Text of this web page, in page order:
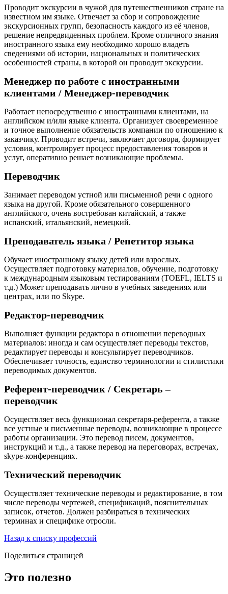
Проводит экскурсии в чужой для путешественников стране на
известном им языке. Отвечает за сбор и сопровождение
экскурсионных групп, безопасность каждого из её членов,
решение непредвиденных проблем. Кроме отличного знания
иностранного языка ему необходимо хорошо владеть
сведениями об истории, национальных и политических
особенностей страны, в которой он проводит экскурсии.
Менеджер по работе с иностранными
клиентами / Менеджер-переводчик
Работает непосредственно с иностранными клиентами, на
английском и/или языке клиента. Организует своевременное
и точное выполнение обязательств компании по отношению к
заказчику. Проводит встречи, заключает договора, формирует
условия, контролирует процесс предоставления товаров и
услуг, оперативно решает возникающие проблемы.
Переводчик
Занимает переводом устной или письменной речи с одного
языка на другой. Кроме обязательного совершенного
английского, очень востребован китайский, а также
испанский, итальянский, немецкий.
Преподаватель языка / Репетитор языка
Обучает иностранному языку детей или взрослых.
Осуществляет подготовку материалов, обучение, подготовку
к международным языковым тестированиям (TOEFL, IELTS и
т.д.) Может преподавать лично в учебных заведениях или
центрах, или по Skype.
Редактор-переводчик
Выполняет функции редактора в отношении переводных
материалов: иногда и сам осуществляет переводы текстов,
редактирует переводы и консультирует переводчиков.
Обеспечивает точность, единство терминологии и стилистики
переводимых документов.
Референт-переводчик / Секретарь –
переводчик
Осуществляет весь функционал секретаря-референта, а также
все устные и письменные переводы, возникающие в процессе
работы организации. Это перевод писем, документов,
инструкций и т.д., а также перевод на переговорах, встречах,
skype-конференциях.
Технический переводчик
Осуществляет технические переводы и редактирование, в том
числе переводы чертежей, спецификаций, пояснительных
записок, отчетов. Должен разбираться в технических
терминах и специфике отросли.
Назад к списку профессий
Поделиться страницей
Это полезно